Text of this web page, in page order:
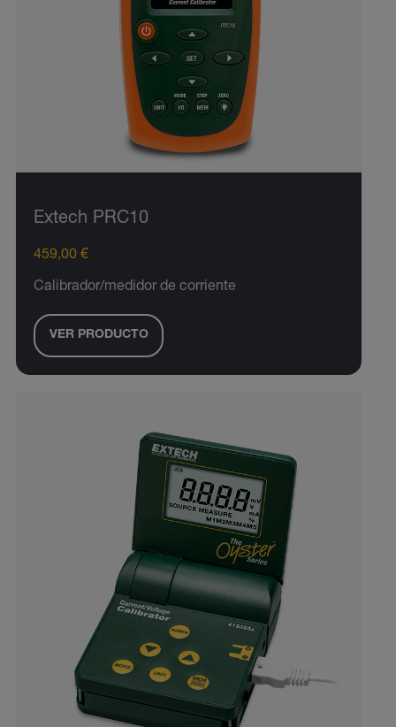
Extech PRC10
459,00 €
Calibrador/medidor de corriente
VER PRODUCTO